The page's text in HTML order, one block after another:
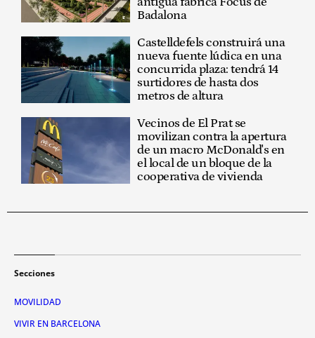
Badalona
Castelldefels construirá una
nueva fuente lúdica en una
concurrida plaza: tendrá 14
surtidores de hasta dos
metros de altura
Vecinos de El Prat se
movilizan contra la apertura
de un macro McDonald's en
el local de un bloque de la
cooperativa de vivienda
Secciones
MOVILIDAD
VIVIR EN BARCELONA